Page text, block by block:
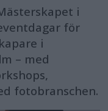
i
för
i
– med
fotobranschen.